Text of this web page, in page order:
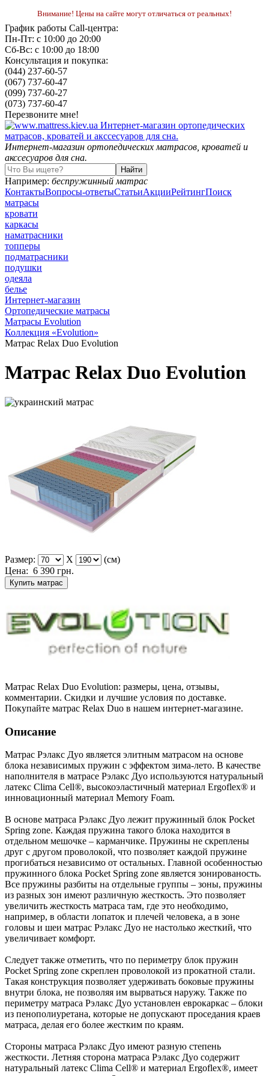
Внимание! Цены на сайте могут отличаться от реальных!
График работы Call-центра:
Пн-Пт: с 10:00 до 20:00
Сб-Вс: с 10:00 до 18:00
Консультация и покупка:
(044) 237-60-57
(067) 737-60-47
(099) 737-60-27
(073) 737-60-47
Перезвоните мне!
Интернет-магазин ортопедических матрасов, кроватей и
акссесуаров для сна.
Например: беспружинный матрас
КонтактыВопросы-ответыСтатьиАкцииРейтингПоиск
матрасы
кровати
каркасы
наматрасники
топперы
подматрасники
подушки
одеяла
белье
Интернет-магазин
Ортопедические матрасы
Матрасы Evolution
Коллекция «Evolution»
Матрас Relax Duo Evolution
Матрас Relax Duo Evolution
Размер: X
(см)
Цена: 6 390 грн.
Купить матрас
Матрас Relax Duo Evolution: размеры, цена, отзывы,
комментарии. Скидки и лучшие условия по доставке.
Покупайте матрас Relax Duo в нашем интернет-магазине.
Описание
Матрас Рэлакс Дуо является элитным матрасом на основе
блока независимых пружин с эффектом зима-лето. В качестве
наполнителя в матрасе Рэлакс Дуо используются натуральный
латекс Clima Cell®, высокоэластичный материал Ergoflex® и
инновационный материал Memory Foam.
В основе матраса Рэлакс Дуо лежит пружинный блок Pocket
Spring zone. Каждая пружина такого блока находится в
отдельном мешочке – карманчике. Пружины не скреплены
друг с другом проволокой, что позволяет каждой пружине
прогибаться независимо от остальных. Главной особенностью
пружинного блока Pocket Spring zone является зонированость.
Все пружины разбиты на отдельные группы – зоны, пружины
из разных зон имеют различную жесткость. Это позволяет
увеличить жесткость матраса там, где это необходимо,
например, в области лопаток и плечей человека, а в зоне
головы и шеи матрас Рэлакс Дуо не настолько жесткий, что
увеличивает комфорт.
Следует также отметить, что по периметру блок пружин
Pocket Spring zone скреплен проволокой из прокатной стали.
Такая конструкция позволяет удерживать боковые пружины
внутри блока, не позволяя им вырваться наружу. Также по
периметру матраса Рэлакс Дуо установлен еврокаркас – блоки
из пенополиуретана, которые не допускают проседания краев
матраса, делая его более жестким по краям.
Стороны матраса Рэлакс Дуо имеют разную степень
жесткости. Летняя сторона матраса Рэлакс Дуо содержит
натуральный латекс Clima Cell® и материал Ergoflex®, имеет